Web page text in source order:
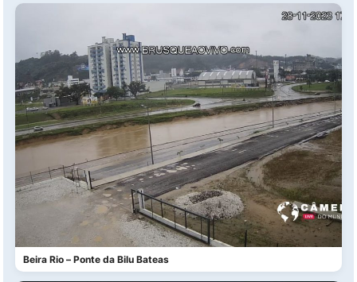
Beira Rio – Ponte da Bilu Bateas